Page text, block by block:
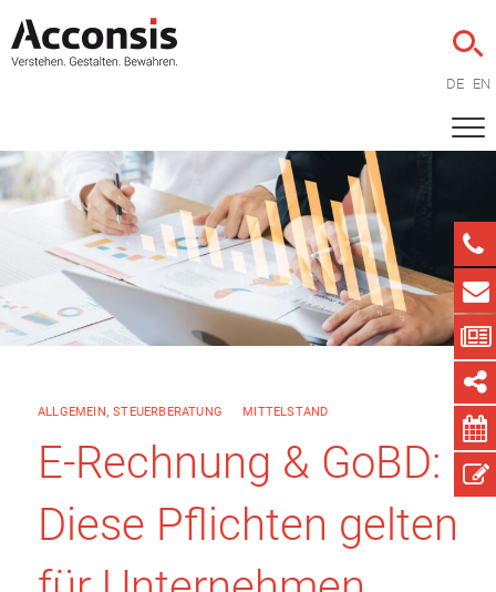
DE EN
ALLGEMEIN,STEUERBERATUNG MITTELSTAND
E-Rechnung & GoBD:
Diese Pflichten gelten